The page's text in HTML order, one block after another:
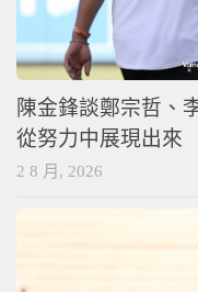
陳金鋒談鄭宗哲、
從努力中展現出來
2 8 月, 2026